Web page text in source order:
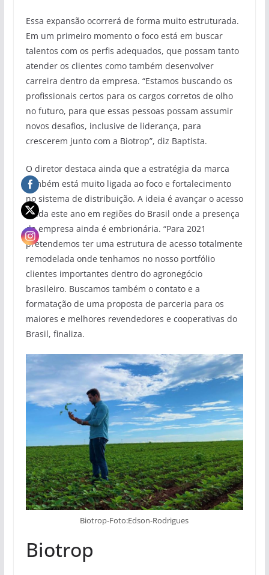
Essa expansão ocorrerá de forma muito estruturada.
Em um primeiro momento o foco está em buscar
talentos com os perfis adequados, que possam tanto
atender os clientes como também desenvolver
carreira dentro da empresa. “Estamos buscando os
profissionais certos para os cargos corretos de olho
no futuro, para que essas pessoas possam assumir
novos desafios, inclusive de liderança, para
crescerem junto com a Biotrop”, diz Baptista.
O diretor destaca ainda que a estratégia da marca
também está muito ligada ao foco e fortalecimento
no sistema de distribuição. A ideia é avançar o acesso
ainda este ano em regiões do Brasil onde a presença
da empresa ainda é embrionária. “Para 2021
pretendemos ter uma estrutura de acesso totalmente
remodelada onde tenhamos no nosso portfólio
clientes importantes dentro do agronegócio
brasileiro. Buscamos também o contato e a
formatação de uma proposta de parceria para os
maiores e melhores revendedores e cooperativas do
Brasil, finaliza.
Biotrop-Foto:Edson-Rodrigues
Biotrop